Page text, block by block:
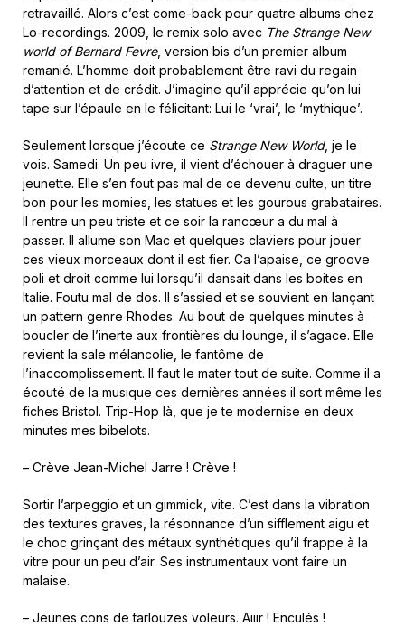
retravaillé. Alors c’est come-back pour quatre albums chez
Lo-recordings. 2009, le remix solo avec The Strange New
world of Bernard Fevre, version bis d’un premier album
remanié. L’homme doit probablement être ravi du regain
d’attention et de crédit. J’imagine qu’il apprécie qu’on lui
tape sur l’épaule en le félicitant: Lui le ‘vrai’, le ‘mythique’.
Seulement lorsque j’écoute ce Strange New World, je le
vois. Samedi. Un peu ivre, il vient d’échouer à draguer une
jeunette. Elle s’en fout pas mal de ce devenu culte, un titre
bon pour les momies, les statues et les gourous grabataires.
Il rentre un peu triste et ce soir la rancœur a du mal à
passer. Il allume son Mac et quelques claviers pour jouer
ces vieux morceaux dont il est fier. Ca l’apaise, ce groove
poli et droit comme lui lorsqu’il dansait dans les boites en
Italie. Foutu mal de dos. Il s’assied et se souvient en lançant
un pattern genre Rhodes. Au bout de quelques minutes à
boucler de l’inerte aux frontières du lounge, il s’agace. Elle
revient la sale mélancolie, le fantôme de
l’inaccomplissement. Il faut le mater tout de suite. Comme il a
écouté de la musique ces dernières années il sort même les
fiches Bristol. Trip-Hop là, que je te modernise en deux
minutes mes bibelots.
– Crève Jean-Michel Jarre ! Crève !
Sortir l’arpeggio et un gimmick, vite. C’est dans la vibration
des textures graves, la résonnance d’un sifflement aigu et
le choc grinçant des métaux synthétiques qu’il frappe à la
vitre pour un peu d’air. Ses instrumentaux vont faire un
malaise.
– Jeunes cons de tarlouzes voleurs. Aiiir ! Enculés !